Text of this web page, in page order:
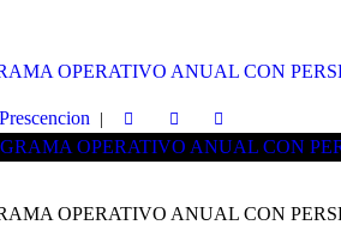
OPERATIVO ANUAL CON
OPERATIVO ANUAL CON